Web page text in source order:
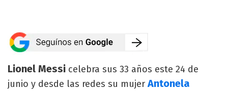
Lionel Messi celebra sus 33 años este 24 de
junio y desde las redes su mujerAntonela